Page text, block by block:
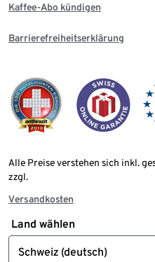
Kaffee-Abo kündigen
Barrierefreiheitserklärung
Alle Preise verstehen sich inkl.
zzgl.
Versandkosten
Land wählen
Schweiz (deutsch)